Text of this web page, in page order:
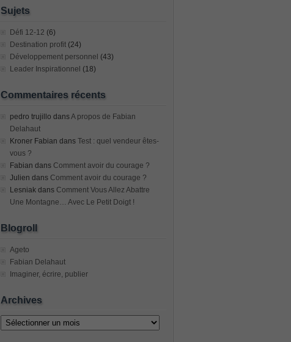
Sujets
Défi 12-12 (6)
Destination profit (24)
Développement personnel (43)
Leader Inspirationnel (18)
Commentaires récents
pedro trujillo dansA propos de Fabian
Delahaut
Kroner Fabian dans Test : quel vendeur êtes-
vous ?
Fabian dans Comment avoir du courage ?
Julien dans Comment avoir du courage ?
Lesniak dans Comment Vous Allez Abattre
Une Montagne… Avec Le Petit Doigt !
Blogroll
Ageto
Fabian Delahaut
Imaginer, écrire, publier
Archives
Archives